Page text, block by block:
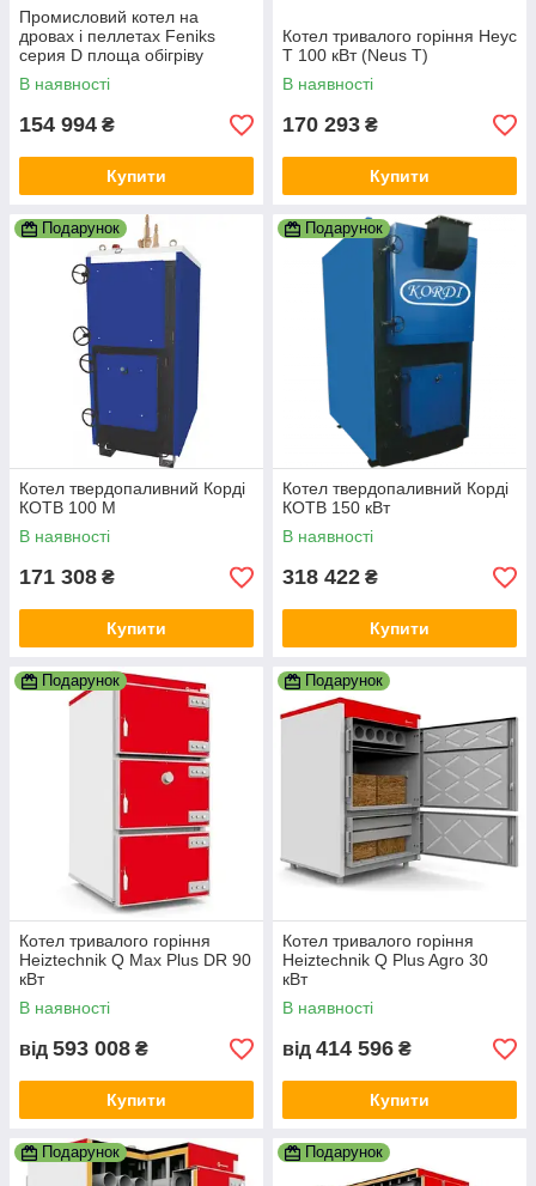
Промисловий котел на
дровах і пеллетах Feniks
серия D площа обігріву
приміщення 1000 м2 / Фенікс
Серія Д
В наявності
154 994 ₴
Купити
Котел тривалого горіння Неус
Т 100 кВт (Neus T)
В наявності
170 293 ₴
Купити
Подарунок
Котел твердопаливний Корді
КОТВ 100 М
В наявності
171 308 ₴
Купити
Подарунок
Котел твердопаливний Корді
КОТВ 150 кВт
В наявності
318 422 ₴
Купити
Подарунок
Котел тривалого горіння
Heiztechnik Q Max Plus DR 90
кВт
В наявності
від 593 008 ₴
Купити
Подарунок
Котел тривалого горіння
Heiztechnik Q Plus Agro 30
кВт
В наявності
від 414 596 ₴
Купити
Подарунок Подарунок